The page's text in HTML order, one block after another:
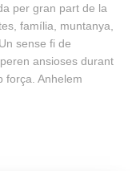
per gran part de la
família, muntanya,
sense fi de
ansioses durant
força. Anhelem